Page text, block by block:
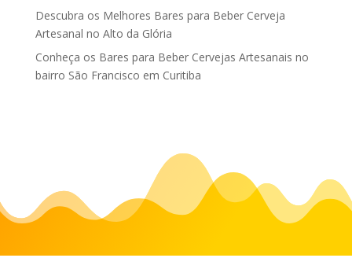
Descubra os Melhores Bares para Beber Cerveja
Artesanal no Alto da Glória
Conheça os Bares para Beber Cervejas Artesanais no
bairro São Francisco em Curitiba